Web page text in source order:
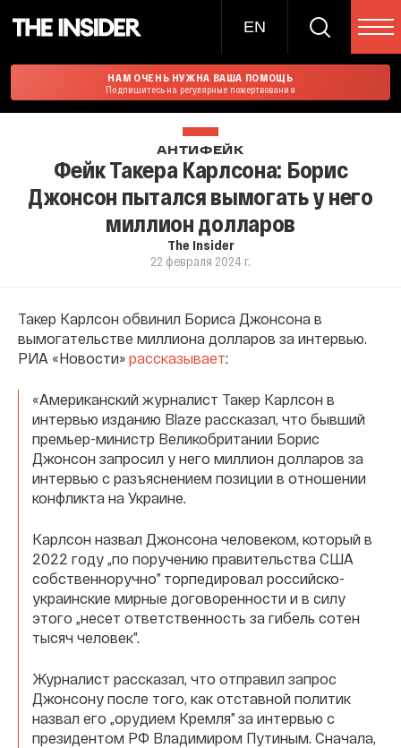
EN
НАМ ОЧЕНЬ НУЖНА ВАША ПОМОЩЬ
Подпишитесь на регулярные пожертвования
АНТИФЕЙК
Фейк Такера Карлсона: Борис
Джонсон пытался вымогать у него
миллион долларов
The Insider
22 февраля 2024 г.
Такер Карлсон обвинил Бориса Джонсона в
вымогательстве миллиона долларов за интервью.
РИА «Новости» рассказывает:
«Американский журналист Такер Карлсон в
интервью изданию Blaze рассказал, что бывший
премьер-министр Великобритании Борис
Джонсон запросил у него миллион долларов за
интервью с разъяснением позиции в отношении
конфликта на Украине.
Карлсон назвал Джонсона человеком, который в
2022 году „по поручению правительства США
собственноручно” торпедировал российско-
украинские мирные договоренности и в силу
этого „несет ответственность за гибель сотен
тысяч человек”.
Журналист рассказал, что отправил запрос
Джонсону после того, как отставной политик
назвал его „орудием Кремля” за интервью с
президентом РФ Владимиром Путиным. Сначала,